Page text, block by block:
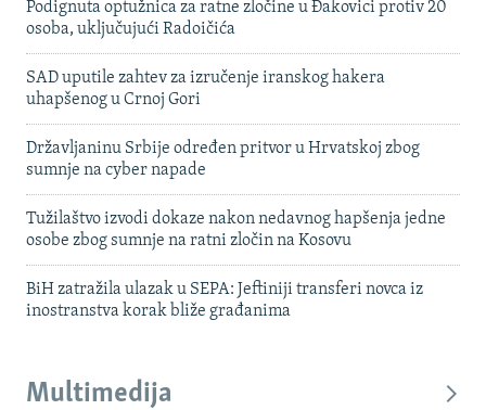
Podignuta optužnica za ratne zločine u Đakovici protiv 20
osoba, uključujući Radoičića
SAD uputile zahtev za izručenje iranskog hakera
uhapšenog u Crnoj Gori
Državljaninu Srbije određen pritvor u Hrvatskoj zbog
sumnje na cyber napade
Tužilaštvo izvodi dokaze nakon nedavnog hapšenja jedne
osobe zbog sumnje na ratni zločin na Kosovu
BiH zatražila ulazak u SEPA: Jeftiniji transferi novca iz
inostranstva korak bliže građanima
Multimedija